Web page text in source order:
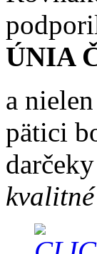
ÚNIA
a
pätici